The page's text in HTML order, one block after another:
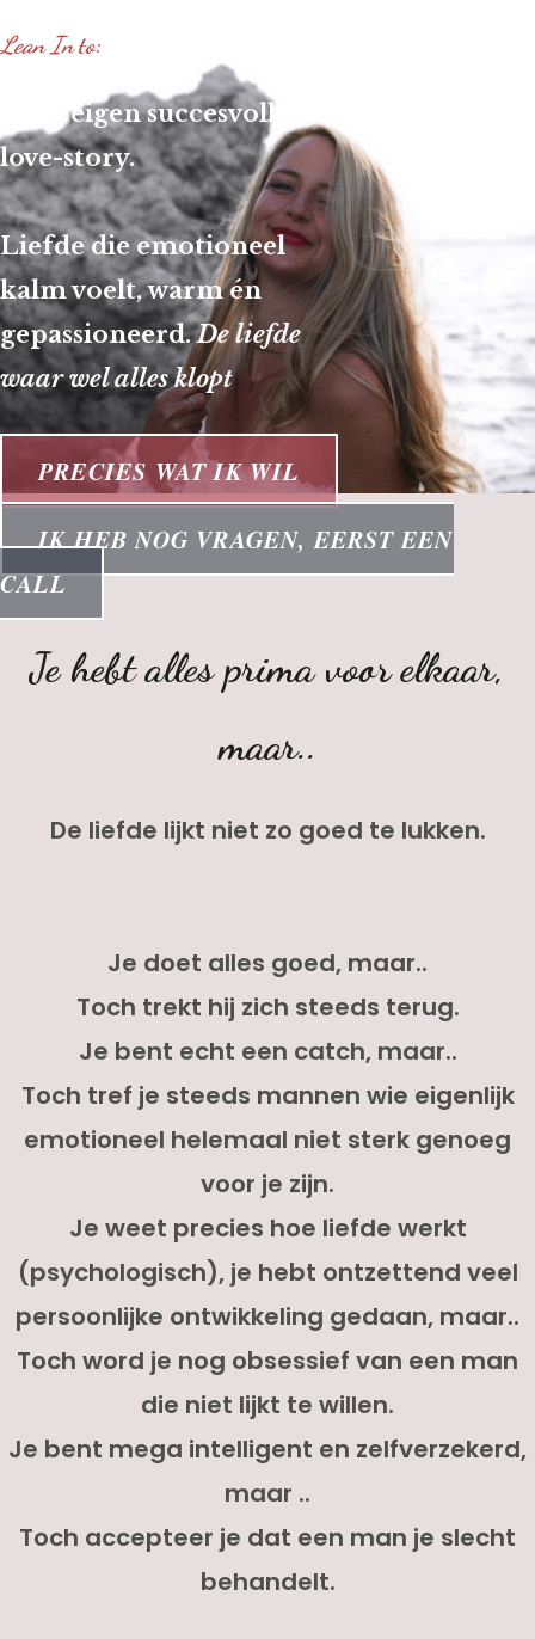
Lean Into:
Jouw eigen succesvolle
love-story.
Liefde die emotioneel
kalm voelt, warm én
gepassioneerd.De liefde
waar wel alles klopt
PRECIES WAT IK WIL
IK HEB NOG VRAGEN, EERST EEN
CALL
Je hebt alles prima voor elkaar,
maar..
De liefde lijkt niet zo goed te lukken.
Je doet alles goed, maar..
Toch trekt hij zich steeds terug.
Je bent echt een catch, maar..
Toch tref je steeds mannen wie eigenlijk
emotioneel helemaal niet sterk genoeg
voor je zijn.
Je weet precies hoe liefde werkt
(psychologisch), je hebt ontzettend veel
persoonlijke ontwikkeling gedaan, maar..
Toch word je nog obsessief van een man
die niet lijkt te willen.
Je bent mega intelligent en zelfverzekerd,
maar ..
Toch accepteer je dat een man je slecht
behandelt.